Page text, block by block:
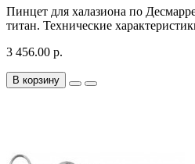
Пинцет для халазиона по
титан. Технические
3 456.00 р.
В корзину